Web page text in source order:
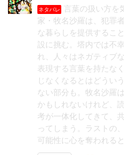
ネタバレ
言葉の扱い方を
家・牧名沙羅は、犯罪
な暮らしを提供するこ
設に挑む。塔内では不
れ、人々はネガティブ
表現する言葉を持たな
じなくなるとはどうい
ない部分も。牧名沙羅
かもしれないけれど、
考が一体化してきて、
ってしまう。ラストの
可能性に心を奪われる